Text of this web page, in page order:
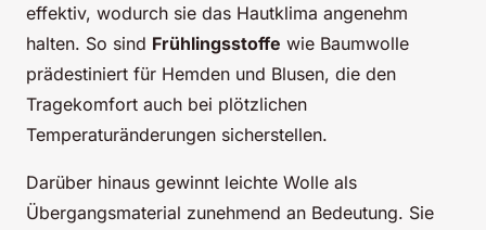
effektiv, wodurch sie das Hautklima angenehm
halten. So sind Frühlingsstoffe wie Baumwolle
prädestiniert für Hemden und Blusen, die den
Tragekomfort auch bei plötzlichen
Temperaturänderungen sicherstellen.
Darüber hinaus gewinnt leichte Wolle als
Übergangsmaterial zunehmend an Bedeutung. Sie